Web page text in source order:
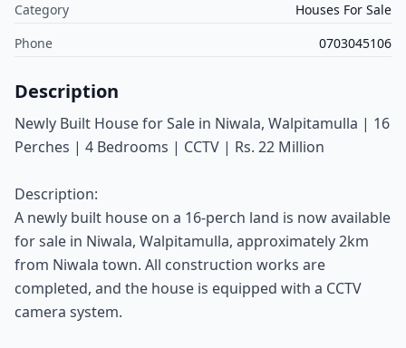
Category
Houses For Sale
Phone
0703045106
Description
Newly Built House for Sale in Niwala, Walpitamulla | 16
Perches | 4 Bedrooms | CCTV | Rs. 22 Million
Description:
A newly built house on a 16-perch land is now available
for sale in Niwala, Walpitamulla, approximately 2km
from Niwala town. All construction works are
completed, and the house is equipped with a CCTV
camera system.